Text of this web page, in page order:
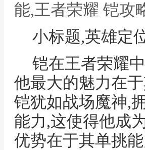
能,王者荣耀 铠攻
小标题,英雄定
铠在王者荣耀
他最大的魅力在
铠犹如战场魔神,
能力,这使得他成
优势在于其单挑